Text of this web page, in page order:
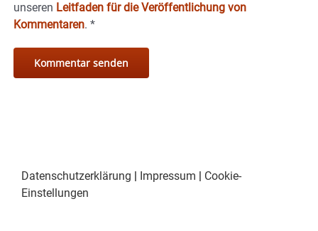
unseren Leitfaden für die Veröffentlichung von
Kommentaren. *
Datenschutzerklärung Impressum
Cookie-
Einstellungen